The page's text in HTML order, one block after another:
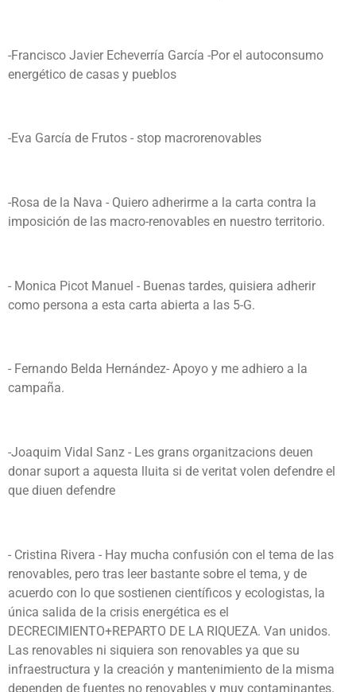
-Francisco Javier Echeverría García -Por el autoconsumo
energético de casas y pueblos
-Eva García de Frutos - stop macrorenovables
-Rosa de la Nava - Quiero adherirme a la carta contra la
imposición de las macro-renovables en nuestro territorio.
- Monica Picot Manuel - Buenas tardes, quisiera adherir
como persona a esta carta abierta a las 5-G.
- Fernando Belda Hernández- Apoyo y me adhiero a la
campaña.
-Joaquim Vidal Sanz - Les grans organitzacions deuen
donar suport a aquesta lluita si de veritat volen defendre el
que diuen defendre
- Cristina Rivera - Hay mucha confusión con el tema de las
renovables, pero tras leer bastante sobre el tema, y de
acuerdo con lo que sostienen científicos y ecologistas, la
única salida de la crisis energética es el
DECRECIMIENTO+REPARTO DE LA RIQUEZA. Van unidos.
Las renovables ni siquiera son renovables ya que su
infraestructura y la creación y mantenimiento de la misma
dependen de fuentes no renovables y muy contaminantes.